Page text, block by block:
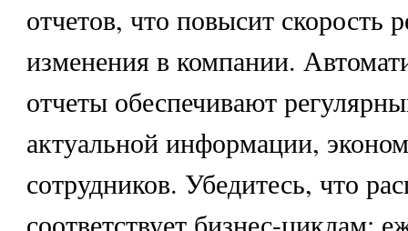
отчетов, что повысит скорость
изменения в компании.
отчеты обеспечивают
актуальной информации,
сотрудников. Убедитесь, что